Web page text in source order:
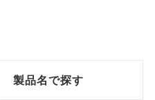
製品名で探す